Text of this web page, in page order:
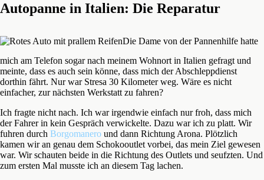
Autopanne in Italien: Die Reparatur
Die Dame von der Pannenhilfe hatte
mich am Telefon sogar nach meinem Wohnort in Italien gefragt und
meinte, dass es auch sein könne, dass mich der Abschleppdienst
dorthin fährt. Nur war Stresa 30 Kilometer weg. Wäre es nicht
einfacher, zur nächsten Werkstatt zu fahren?
Ich fragte nicht nach. Ich war irgendwie einfach nur froh, dass mich
der Fahrer in kein Gespräch verwickelte. Dazu war ich zu platt. Wir
fuhren durch Borgomanero und dann Richtung Arona. Plötzlich
kamen wir an genau dem Schokooutlet vorbei, das mein Ziel gewesen
war. Wir schauten beide in die Richtung des Outlets und seufzten. Und
zum ersten Mal musste ich an diesem Tag lachen.